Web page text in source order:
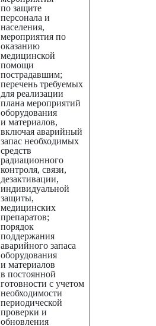
по защите
персонала и
населения,
мероприятия по
оказанию
медицинской
помощи
пострадавшим;
перечень требуемых
для реализации
плана мероприятий
оборудования
и материалов,
включая аварийный
запас необходимых
средств
радиационного
контроля, связи,
дезактивации,
индивидуальной
защиты,
медицинских
препаратов;
порядок
поддержания
аварийного запаса
оборудования
и материалов
в постоянной
готовности с учетом
необходимости
периодической
проверки и
обновления